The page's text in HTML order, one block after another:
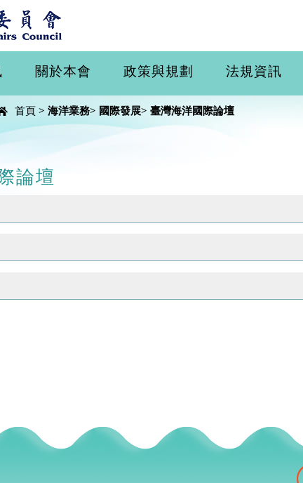
關於本會 政策與規劃 法規資訊
首頁 > 海洋業務> 國際發展> 臺灣海洋國際論壇
論壇